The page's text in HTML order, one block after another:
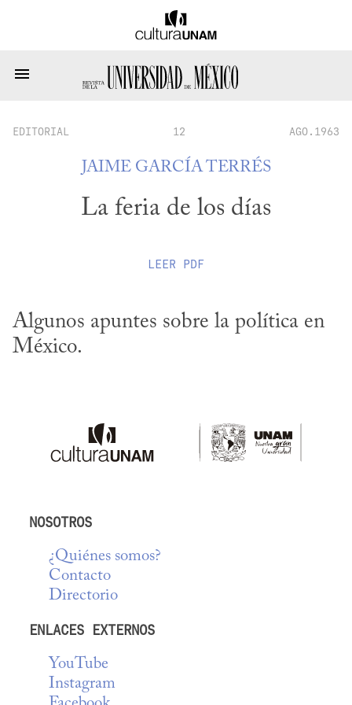
EDITORIAL 12 AGO.1963
JAIME GARCÍA TERRÉS
La feria de los días
LEER PDF
Algunos apuntes sobre la política en
México.
NOSOTROS
¿Quiénes somos?
Contacto
Directorio
ENLACES EXTERNOS
YouTube
Instagram